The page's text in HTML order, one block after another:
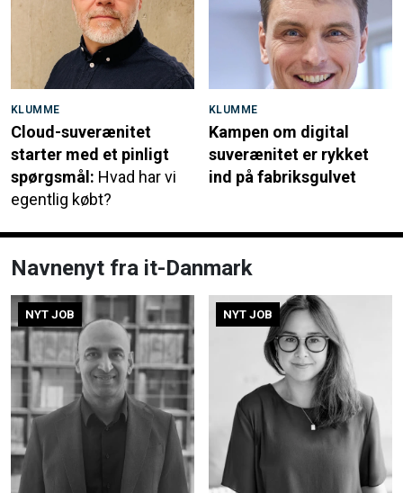
KLUMME
Cloud-suverænitet
starter med et pinligt
spørgsmål: Hvad har vi
egentlig købt?
KLUMME
Kampen om digital
suverænitet er rykket
ind på fabriksgulvet
Navnenyt fra it-Danmark
NYT JOB NYT JOB